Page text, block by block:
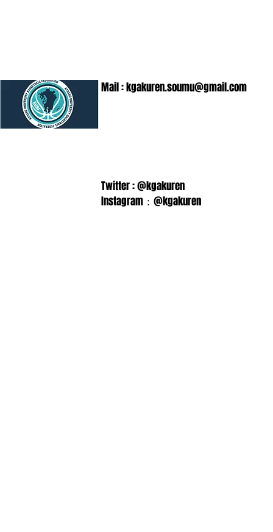
Mail :kgakuren.soumu@gmail.com
Twitter : @kgakuren
Instagram：@kgakuren